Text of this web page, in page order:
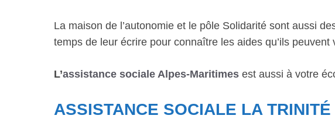
La maison de l’autonomie et le pôle Solidarité sont aussi
temps de leur écrire pour connaître les aides qu’ils peuvent
L’assistance sociale Alpes-Maritimes est aussi à votre
ASSISTANCE SOCIALE LA